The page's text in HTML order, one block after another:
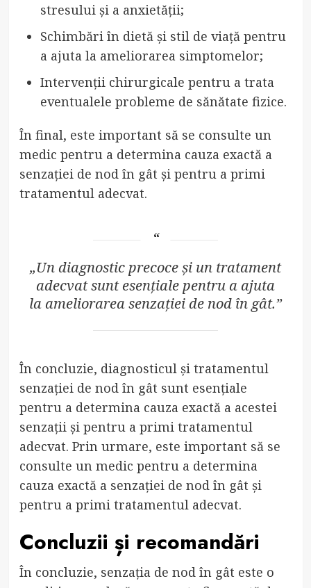
stresului și a anxietății;
Schimbări în dietă și stil de viață pentru
a ajuta la ameliorarea simptomelor;
Intervenții chirurgicale pentru a trata
eventualele probleme de sănătate fizice.
În final, este important să se consulte un
medic pentru a determina cauza exactă a
senzației de nod în gât și pentru a primi
tratamentul adecvat.
„Un diagnostic precoce și un tratament
adecvat sunt esențiale pentru a ajuta
la ameliorarea senzației de nod în gât.”
În concluzie, diagnosticul și tratamentul
senzației de nod în gât sunt esențiale
pentru a determina cauza exactă a acestei
senzații și pentru a primi tratamentul
adecvat. Prin urmare, este important să se
consulte un medic pentru a determina
cauza exactă a senzației de nod în gât și
pentru a primi tratamentul adecvat.
Concluzii și recomandări
În concluzie, senzația de nod în gât este o